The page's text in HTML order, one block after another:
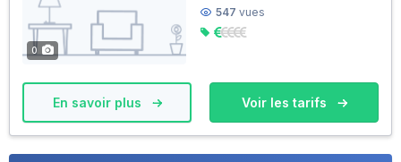
0
547 vues
En savoir plus Voir les tarifs